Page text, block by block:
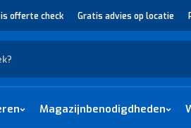
offerte check Gratis advies op locatie
Magazijnbenodigdheden